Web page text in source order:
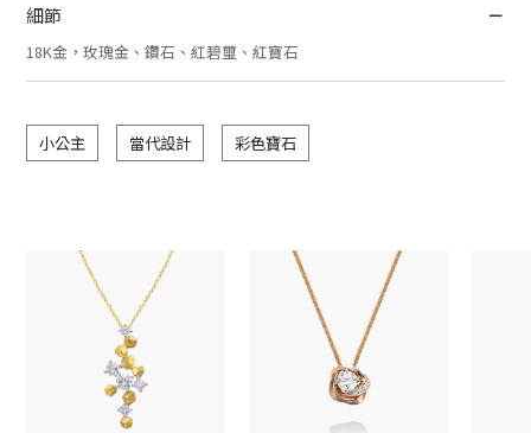
細節
18K金，玫瑰金、鑽石、紅碧璽、紅寶石
小公主 當代設計 彩色寶石